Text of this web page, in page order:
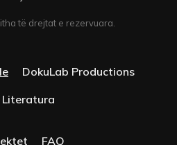
të drejtat e rezervuara.
DokuLab Productions
Literatura
FAQ